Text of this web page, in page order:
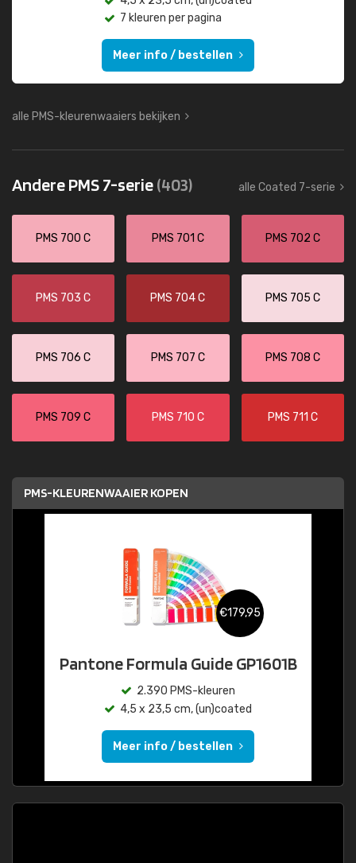
7 kleuren per pagina
Meer info / bestellen
alle PMS-kleurenwaaiers bekijken
Andere PMS 7-serie(403) alle Coated 7-serie
PMS 700 C PMS 701 C PMS 702 C
PMS 703 C PMS 704 C PMS 705 C
PMS 706 C PMS 707 C PMS 708 C
PMS 709 C PMS 710 C PMS 711 C
PMS-KLEURENWAAIER KOPEN
€179,95
Pantone Formula Guide GP1601B
2.390 PMS-kleuren
4,5 x 23,5 cm, (un)coated
Meer info / bestellen